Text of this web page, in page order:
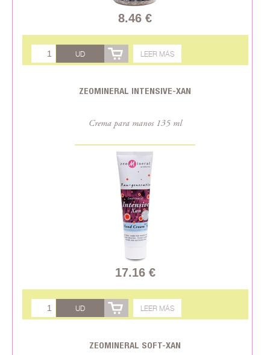
8.46 €
UD LEER MÁS
ZEOMINERAL INTENSIVE-XAN
Crema para manos 135 ml
17.16 €
UD LEER MÁS
ZEOMINERAL SOFT-XAN